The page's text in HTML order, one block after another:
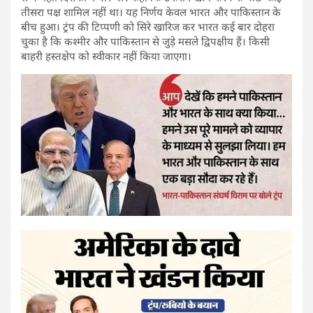
तीसरा पक्ष शामिल नहीं था। यह निर्णय केवल भारत और पाकिस्तान के
बीच हुआ। ट्रंप की टिप्पणी को सिरे खारिज कर भारत कई बार दोहरा
चुका है कि कश्मीर और पाकिस्तान से जुड़े मसले द्विपक्षीय हैं। किसी
बाहरी हस्तक्षेप को स्वीकार नहीं किया जाएगा।